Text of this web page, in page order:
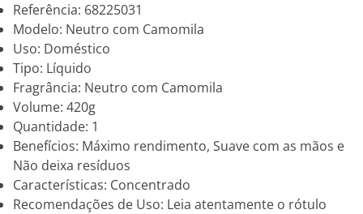
Referência: 68225031
Modelo: Neutro com Camomila
Uso: Doméstico
Tipo: Líquido
Fragrância: Neutro com Camomila
Volume: 420g
Quantidade: 1
Benefícios: Máximo rendimento, Suave com as mãos e
Não deixa resíduos
Características: Concentrado
Recomendações de Uso: Leia atentamente o rótulo